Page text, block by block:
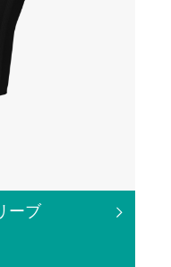
ーブ